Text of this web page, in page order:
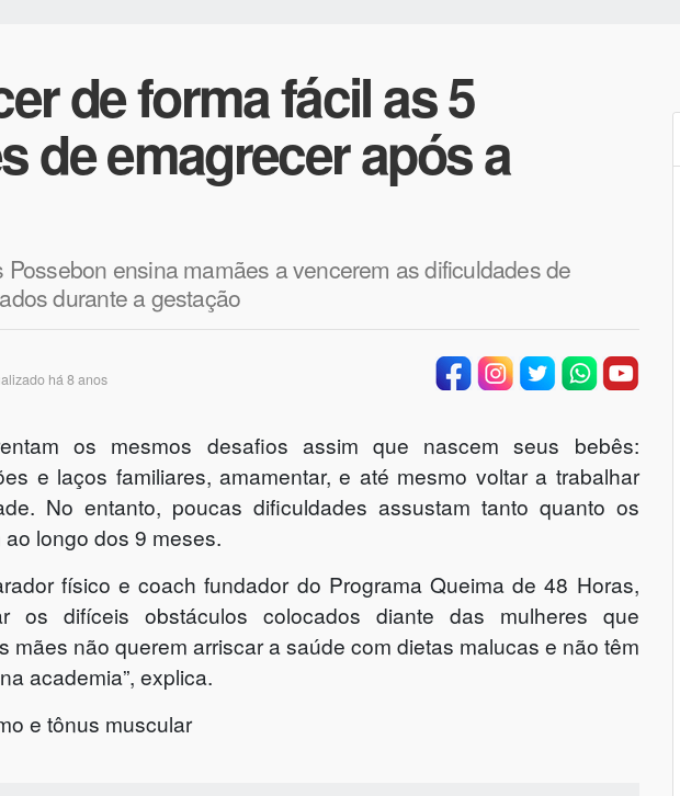
de forma fácil as 5
de emagrecer após a
Possebon ensina mamães a vencerem as dificuldades de
durante a gestação
há 8 anos
os mesmos desafios assim que nascem seus bebês:
e laços familiares, amamentar, e até mesmo voltar a trabalhar
No entanto, poucas dificuldades assustam tanto quanto os
longo dos 9 meses.
físico e coach fundador do Programa Queima de 48 Horas,
os difíceis obstáculos colocados diante das mulheres que
mães não querem arriscar a saúde com dietas malucas e não têm
academia”, explica.
e tônus muscular